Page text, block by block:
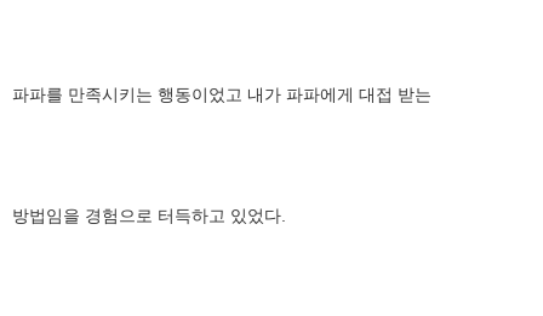
파파를 만족시키는 행동이었고 내가 파파에게 대접 받는
방법임을 경험으로 터득하고 있었다.